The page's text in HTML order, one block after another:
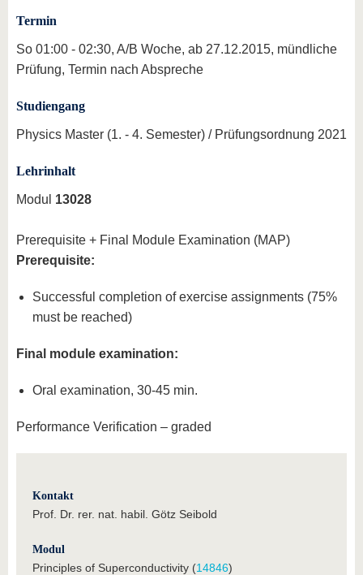
Termin
So 01:00 - 02:30, A/B Woche, ab 27.12.2015, mündliche
Prüfung, Termin nach Abspreche
Studiengang
Physics Master (1. - 4. Semester) / Prüfungsordnung 2021
Lehrinhalt
Modul 13028
Prerequisite + Final Module Examination (MAP)
Prerequisite:
Successful completion of exercise assignments (75%
must be reached)
Final module examination:
Oral examination, 30-45 min.
Performance Verification – graded
Kontakt
Prof. Dr. rer. nat. habil. Götz Seibold
Modul
Principles of Superconductivity (14846)